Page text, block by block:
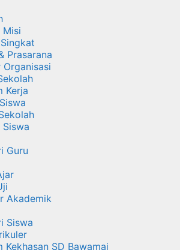
Misi
Prasarana
Kerja
Siswa
Guru
Akademik
Siswa
Kekhasan SD Bawamai